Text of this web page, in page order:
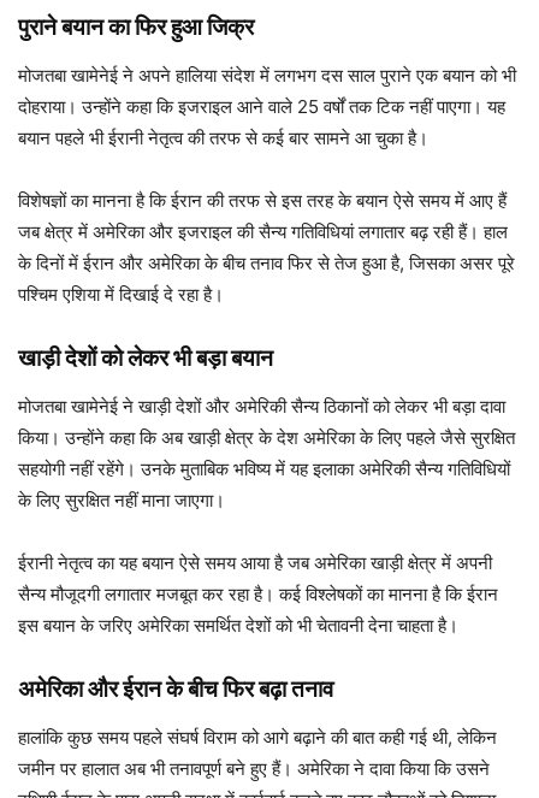
पुराने बयान का फिर हुआ जिक्र
मोजतबा खामेनेई ने अपने हालिया संदेश में लगभग दस साल पुराने एक बयान को भी
दोहराया। उन्होंने कहा कि इजराइल आने वाले 25 वर्षों तक टिक नहीं पाएगा। यह
बयान पहले भी ईरानी नेतृत्व की तरफ से कई बार सामने आ चुका है।
विशेषज्ञों का मानना है कि ईरान की तरफ से इस तरह के बयान ऐसे समय में आए हैं
जब क्षेत्र में अमेरिका और इजराइल की सैन्य गतिविधियां लगातार बढ़ रही हैं। हाल
के दिनों में ईरान और अमेरिका के बीच तनाव फिर से तेज हुआ है, जिसका असर पूरे
पश्चिम एशिया में दिखाई दे रहा है।
खाड़ी देशों को लेकर भी बड़ा बयान
मोजतबा खामेनेई ने खाड़ी देशों और अमेरिकी सैन्य ठिकानों को लेकर भी बड़ा दावा
किया। उन्होंने कहा कि अब खाड़ी क्षेत्र के देश अमेरिका के लिए पहले जैसे सुरक्षित
सहयोगी नहीं रहेंगे। उनके मुताबिक भविष्य में यह इलाका अमेरिकी सैन्य गतिविधियों
के लिए सुरक्षित नहीं माना जाएगा।
ईरानी नेतृत्व का यह बयान ऐसे समय आया है जब अमेरिका खाड़ी क्षेत्र में अपनी
सैन्य मौजूदगी लगातार मजबूत कर रहा है। कई विश्लेषकों का मानना है कि ईरान
इस बयान के जरिए अमेरिका समर्थित देशों को भी चेतावनी देना चाहता है।
अमेरिका और ईरान के बीच फिर बढ़ा तनाव
हालांकि कुछ समय पहले संघर्ष विराम को आगे बढ़ाने की बात कही गई थी, लेकिन
जमीन पर हालात अब भी तनावपूर्ण बने हुए हैं। अमेरिका ने दावा किया कि उसने